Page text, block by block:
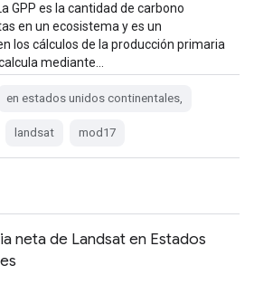
GPP es la cantidad de carbono
en un ecosistema y es un
los cálculos de la producción primaria
mediante…
en estados unidos continentales,
landsat mod17
neta de Landsat en Estados